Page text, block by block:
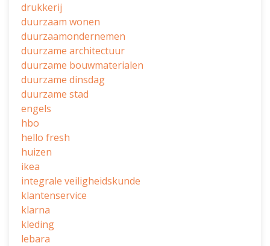
drukkerij
duurzaam wonen
duurzaamondernemen
duurzame architectuur
duurzame bouwmaterialen
duurzame dinsdag
duurzame stad
engels
hbo
hello fresh
huizen
ikea
integrale veiligheidskunde
klantenservice
klarna
kleding
lebara